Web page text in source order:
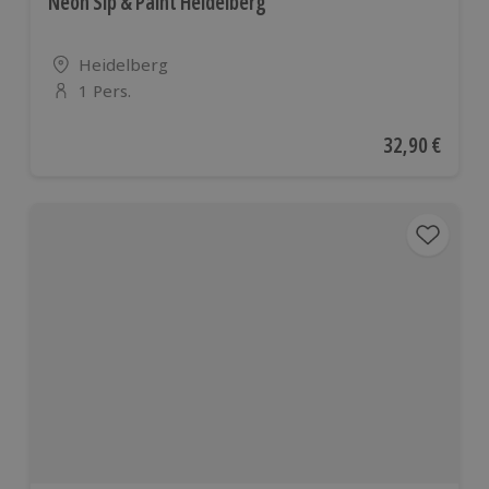
Standort
Heidelberg
Anzahl der Teilnehmer
1 Pers.
Aktueller
32,90 €